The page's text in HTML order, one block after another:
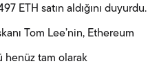
ETH satın aldığını duyurdu.
Tom Lee’nin, Ethereum
henüz tam olarak